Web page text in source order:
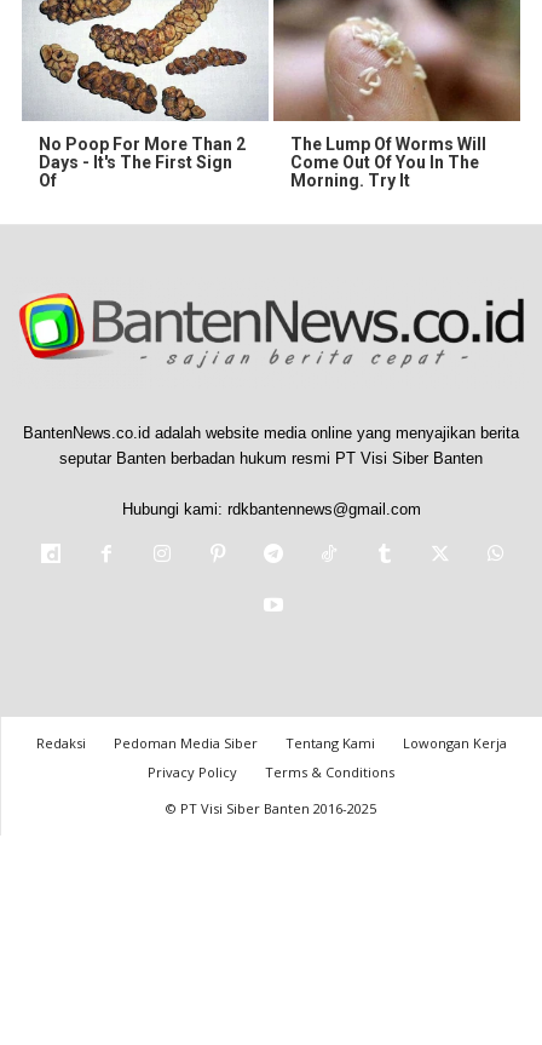
No Poop For More Than 2
Days - It's The First Sign
Of
The Lump Of Worms Will
Come Out Of You In The
Morning. Try It
BantenNews.co.id adalah website media online yang menyajikan berita
seputar Banten berbadan hukum resmi PT Visi Siber Banten
Hubungi kami: rdkbantennews@gmail.com
Redaksi Pedoman Media Siber Tentang Kami
Lowongan Kerja
Privacy Policy
Terms & Conditions
© PT Visi Siber Banten 2016-2025